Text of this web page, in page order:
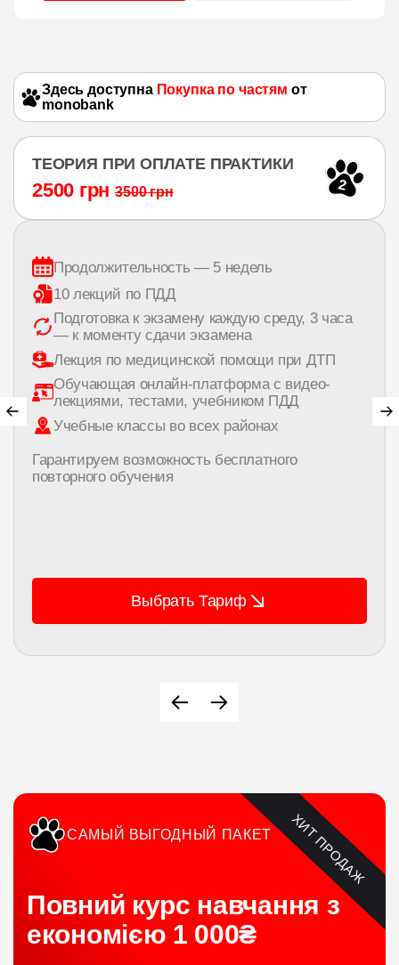
Здесь доступна Покупка по частям от
monobank
ТЕОРИЯ ПРИ ОПЛАТЕ ПРАКТИКИ
2500 грн3500 грн 2
Продолжительность — 5 недель
10 лекций по ПДД
Подготовка к экзамену каждую среду, 3 часа
— к моменту сдачи экзамена
Лекция по медицинской помощи при ДТП
Обучающая онлайн-платформа с видео-
лекциями, тестами, учебником ПДД
Учебные классы во всех районах
Гарантируем возможность бесплатного
повторного обучения
Выбрать Тариф
САМЫЙ ВЫГОДНЫЙ ПАКЕТ
Повний курс навчання з
економією 1 000₴
ХИТ ПРОДАЖ